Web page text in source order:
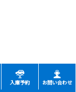
入庫予約 お問い合わせ